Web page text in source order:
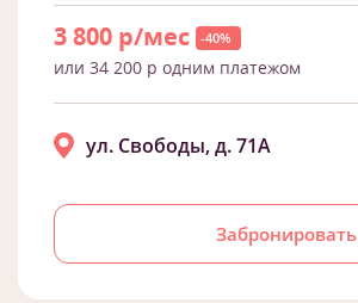
3 800 р/мес -40%
или 34 200 р одним платежом
Забронировать
ул. Свободы, д. 71А